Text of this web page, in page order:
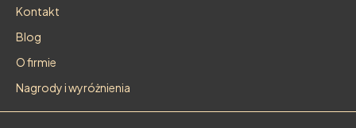
Kontakt
Blog
O firmie
Nagrody i wyróżnienia